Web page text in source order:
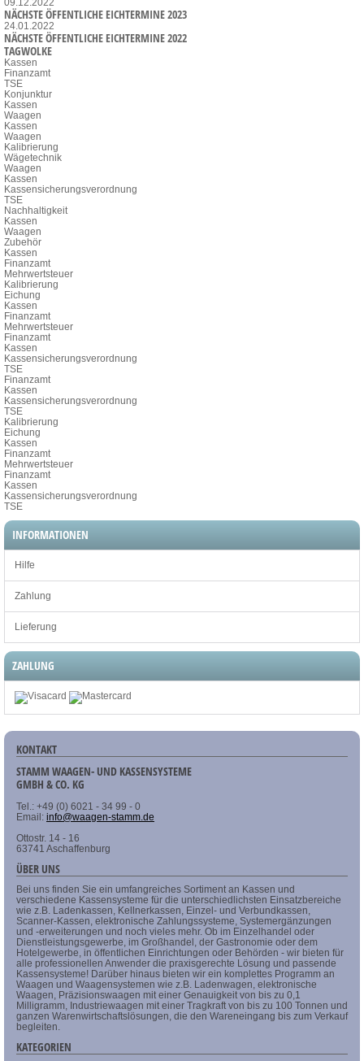
09.12.2022
NÄCHSTE ÖFFENTLICHE EICHTERMINE 2023
24.01.2022
NÄCHSTE ÖFFENTLICHE EICHTERMINE 2022
TAGWOLKE
Kassen
Finanzamt
TSE
Konjunktur
Kassen
Waagen
Kassen
Waagen
Kalibrierung
Wägetechnik
Waagen
Kassen
Kassensicherungsverordnung
TSE
Nachhaltigkeit
Kassen
Waagen
Zubehör
Kassen
Finanzamt
Mehrwertsteuer
Kalibrierung
Eichung
Kassen
Finanzamt
Mehrwertsteuer
Finanzamt
Kassen
Kassensicherungsverordnung
TSE
Finanzamt
Kassen
Kassensicherungsverordnung
TSE
Kalibrierung
Eichung
Kassen
Finanzamt
Mehrwertsteuer
Finanzamt
Kassen
Kassensicherungsverordnung
TSE
INFORMATIONEN
Hilfe
Zahlung
Lieferung
ZAHLUNG
KONTAKT
STAMM WAAGEN- UND KASSENSYSTEME
GMBH & CO. KG
Tel.: +49 (0) 6021 - 34 99 - 0
Email: info@waagen-stamm.de
Ottostr. 14 - 16
63741 Aschaffenburg
ÜBER UNS
Bei uns finden Sie ein umfangreiches Sortiment an Kassen und
verschiedene Kassensysteme für die unterschiedlichsten Einsatzbereiche
wie z.B. Ladenkassen, Kellnerkassen, Einzel- und Verbundkassen,
Scanner-Kassen, elektronische Zahlungssysteme, Systemergänzungen
und -erweiterungen und noch vieles mehr. Ob im Einzelhandel oder
Dienstleistungsgewerbe, im Großhandel, der Gastronomie oder dem
Hotelgewerbe, in öffentlichen Einrichtungen oder Behörden - wir bieten für
alle professionellen Anwender die praxisgerechte Lösung und passende
Kassensysteme! Darüber hinaus bieten wir ein komplettes Programm an
Waagen und Waagensystemen wie z.B. Ladenwagen, elektronische
Waagen, Präzisionswaagen mit einer Genauigkeit von bis zu 0,1
Milligramm, Industriewaagen mit einer Tragkraft von bis zu 100 Tonnen und
ganzen Warenwirtschaftslösungen, die den Wareneingang bis zum Verkauf
begleiten.
KATEGORIEN